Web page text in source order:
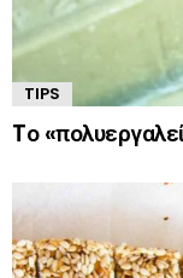
TIPS
Tο